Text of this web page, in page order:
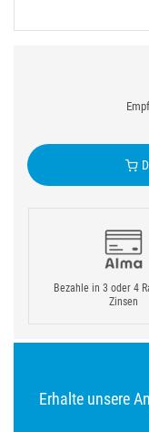
Bezahle in 3 oder 4
Zinsen
Erhalte unsere